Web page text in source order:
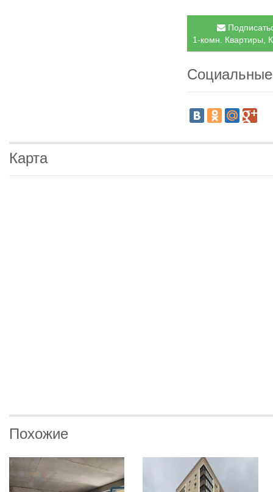
1-комн. Квартиры,
Карта
Похожие